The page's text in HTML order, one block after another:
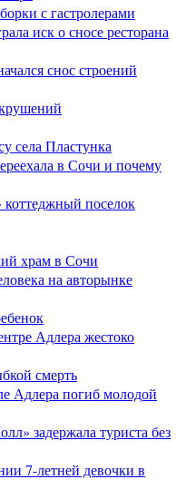
с гастролерами
иск о сносе ресторана
снос строений
села Пластунка
в Сочи и почему
поселок
храм в Сочи
на авторынке
Адлера жестоко
смерть
Адлера погиб молодой
задержала туриста без
7-летней девочки в